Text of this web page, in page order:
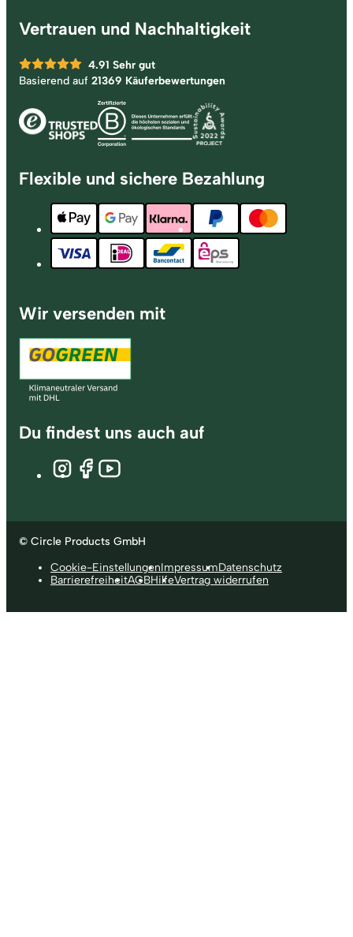
Vertrauen und Nachhaltigkeit
4.91 Sehr gut
Basierend auf 21369 Käuferbewertungen
Flexible und sichere Bezahlung
Wir versenden mit
Du findest uns auch auf
© Circle Products GmbH
Cookie-EinstellungenImpressumDatenschutz
BarrierefreiheitAGBHilfeVertrag widerrufen